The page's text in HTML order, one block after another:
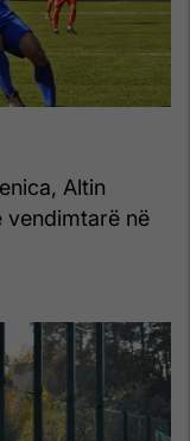
Altin
vendimtarë në